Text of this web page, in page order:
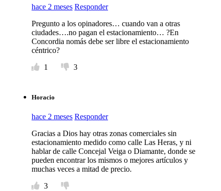
hace 2 meses Responder
Pregunto a los opinadores… cuando van a otras
ciudades….no pagan el estacionamiento… ?En
Concordia nomás debe ser libre el estacionamiento
céntrico?
1
3
Horacio
hace 2 meses Responder
Gracias a Dios hay otras zonas comerciales sin
estacionamiento medido como calle Las Heras, y ni
hablar de calle Concejal Veiga o Diamante, donde se
pueden encontrar los mismos o mejores artículos y
muchas veces a mitad de precio.
3